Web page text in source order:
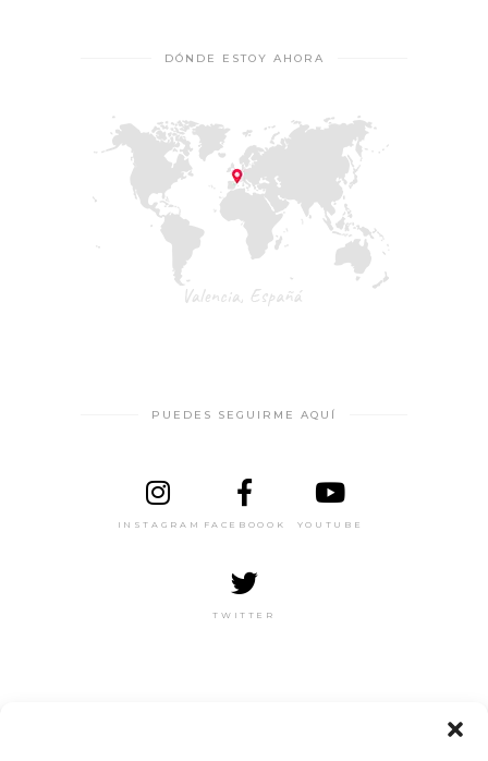
DÓNDE ESTOY AHORA
PUEDES SEGUIRME AQUÍ
INSTAGRAM FACEBOOOK YOUTUBE
TWITTER